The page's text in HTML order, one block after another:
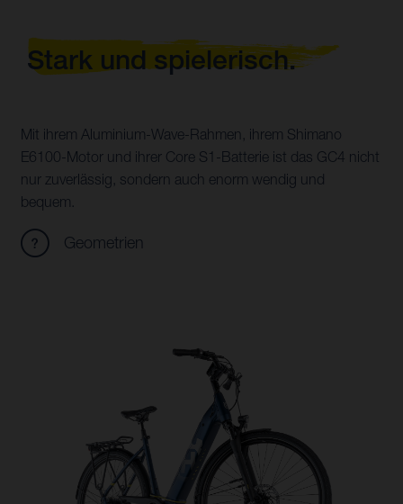
Stark und spielerisch.
Mit ihrem Aluminium-Wave-Rahmen, ihrem Shimano
E6100-Motor und ihrer Core S1-Batterie ist das GC4 nicht
nur zuverlässig, sondern auch enorm wendig und
bequem.
Geometrien